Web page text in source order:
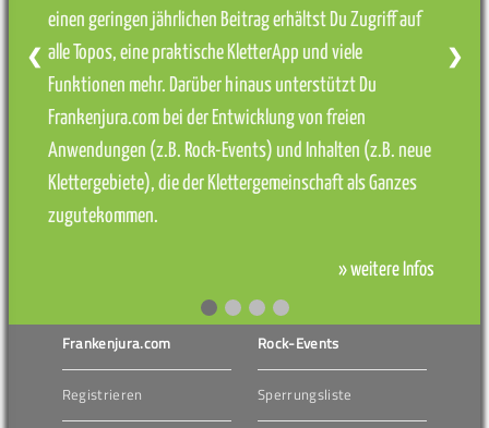
einen geringen jährlichen Beitrag erhältst Du Zugriff auf
alle Topos, eine praktische KletterApp und viele
Funktionen mehr. Darüber hinaus unterstützt Du
Frankenjura.com bei der Entwicklung von freien
Anwendungen (z.B. Rock-Events) und Inhalten (z.B. neue
Klettergebiete), die der Klettergemeinschaft als Ganzes
zugutekommen.
» weitere Infos
❮ ❯
Frankenjura.com
Registrieren
Rock-Events
Sperrungsliste